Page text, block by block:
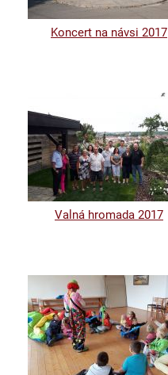
Koncert na návsi 2017
Valná hromada 2017